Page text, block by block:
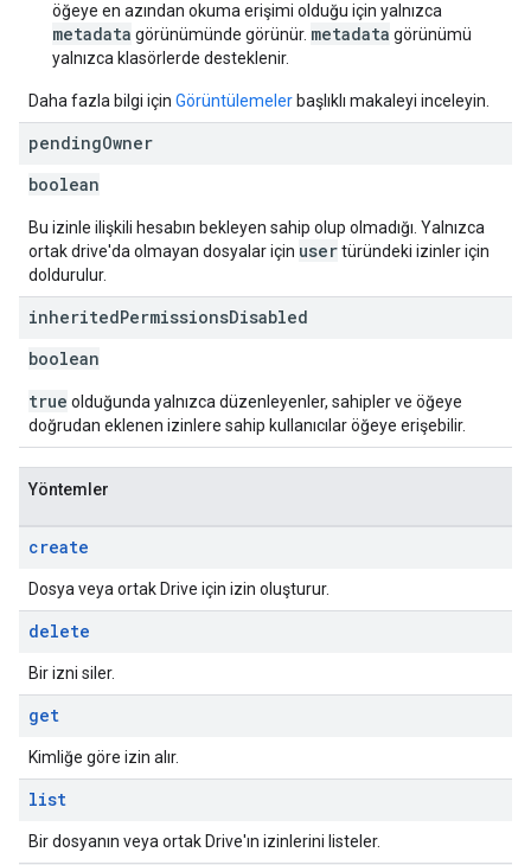
öğeye en azından okuma erişimi olduğu için yalnızca
metadata görünümünde görünür. metadata görünümü
yalnızca klasörlerde desteklenir.
Daha fazla bilgi için Görüntülemeler başlıklı makaleyi inceleyin.
pendingOwner
boolean
Bu izinle ilişkili hesabın bekleyen sahip olup olmadığı. Yalnızca
ortak drive'da olmayan dosyalar için usertüründeki izinler için
doldurulur.
inheritedPermissionsDisabled
boolean
true olduğunda yalnızca düzenleyenler, sahipler ve öğeye
doğrudan eklenen izinlere sahip kullanıcılar öğeye erişebilir.
Yöntemler
create
Dosya veya ortak Drive için izin oluşturur.
delete
Bir izni siler.
get
Kimliğe göre izin alır.
list
Bir dosyanın veya ortak Drive'ın izinlerini listeler.